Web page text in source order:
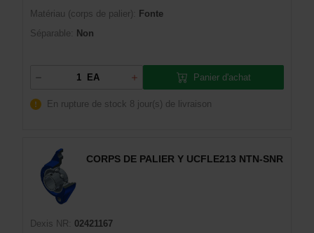
Matériau (corps de palier):
Fonte
Séparable:
Non
EA Panier d'achat
En rupture de stock 8 jour(s) de livraison
CORPS DE PALIER Y UCFLE213 NTN-SNR
Dexis NR:
02421167